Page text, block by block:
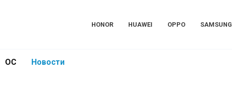
HONOR HUAWEI OPPO SAMSUNG
ОС Новости